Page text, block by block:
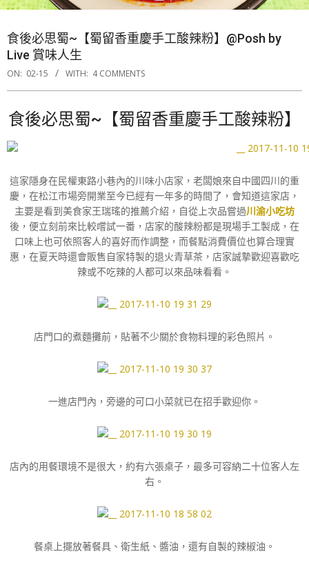
食後必思蜀~【蜀留香重慶手工酸辣粉】@Posh by
Live 賞味人生
ON: 02-15 WITH: 4 COMMENTS
食後必思蜀~【蜀留香重慶手工酸辣粉】
這家隱身在民權東路小巷內的川味小店家，老闆娘來自中國四川的重
慶，在松江市場旁開業至今已經有一年多的時間了，會知道這家店，
主要是看到美食家王瑞瑤的推薦介紹，自從上次品嘗過川渝小吃坊
後，便立刻前來比較嚐試一番，店家的酸辣粉都是現場手工製成，在
口味上也可依照客人的喜好而作調整，而餐點消費價位也算合理實
惠，在夏天時還會販售自家特製的退火青草茶，店家誠摯歡迎喜歡吃
辣或不吃辣的人都可以來品味看看。
店門口的煮麵攤前，貼著不少關於食物料理的彩色照片。
一進店門內，旁邊的可口小菜就已在招手歡迎你。
店內的用餐環境不是很大，約有六張桌子，最多可容納二十位客人左
右。
餐桌上擺放著餐具、衛生紙、醬油，還有自製的辣椒油。